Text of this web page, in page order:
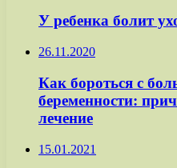
У ребенка болит
26.11.2020
Как бороться с
беременности:
лечение
15.01.2021